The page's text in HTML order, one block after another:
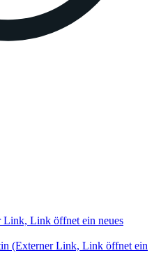
Link, Link öffnet ein neues
(Externer Link, Link öffnet ein